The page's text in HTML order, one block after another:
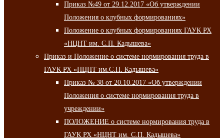
Приказ №49 от 29.12.2017 «Об утверждении
Положения о клубных формированиях»
Положение о клубных формированиях ГАУК РХ
«НЦНТ им. С.П. Кадышева»
Приказ и Положение о системе нормирования труда в
ГАУК РХ «НЦНТ им.С.П. Кадышева»
Приказ № 38 от 20.10.2017 «Об утверждении
Положения о системе нормирования труда в
учреждении»
ПОЛОЖЕНИЕ о системе нормирования труда в
ГАУК РХ «НЦНТ им. С.П. Кадышева»